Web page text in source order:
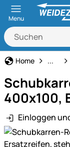
Menu
Home Haus
...
400x100,
Einloggen
Produktgalerie